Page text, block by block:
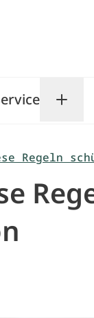
submenu
Messe
Regeln